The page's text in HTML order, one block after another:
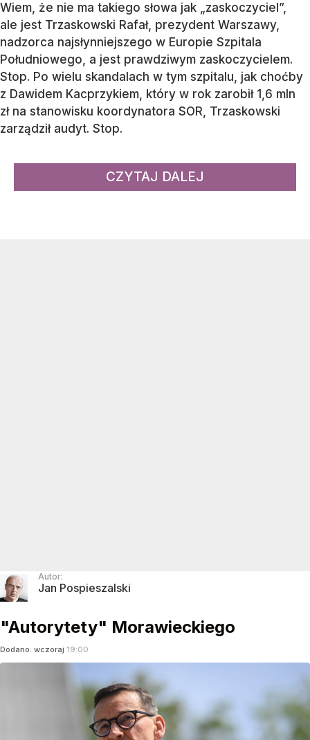
Wiem, że nie ma takiego słowa jak „zaskoczyciel”,
ale jest Trzaskowski Rafał, prezydent Warszawy,
nadzorca najsłynniejszego w Europie Szpitala
Południowego, a jest prawdziwym zaskoczycielem.
Stop. Po wielu skandalach w tym szpitalu, jak choćby
z Dawidem Kacprzykiem, który w rok zarobił 1,6 mln
zł na stanowisku koordynatora SOR, Trzaskowski
zarządził audyt. Stop.
CZYTAJ DALEJ
Autor:
Jan Pospieszalski
"Autorytety" Morawieckiego
Dodano: wczoraj 19:00